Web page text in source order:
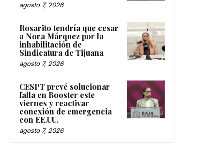
agosto 7, 2026
Rosarito tendría que cesar
a Nora Márquez por la
inhabilitación de
Sindicatura de Tijuana
agosto 7, 2026
CESPT prevé solucionar
falla en Booster este
viernes y reactivar
conexión de emergencia
con EE.UU.
agosto 7, 2026